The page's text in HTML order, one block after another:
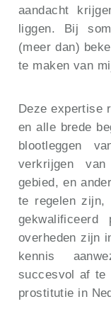
aandacht
liggen. Bij
(meer dan)
te maken van
Deze expertise
en alle brede
blootleggen
verkrijgen
gebied, en
te regelen zijn,
gekwalificeerd
overheden zijn
kennis
succesvol af te
prostitutie in